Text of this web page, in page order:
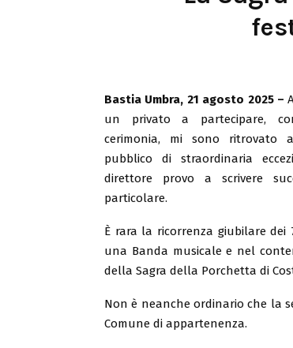
Bastia Umbra, 21 agosto 2025 –
un privato a partecipare,
cerimonia, mi sono ritrovato
pubblico di straordinaria
direttore provo a scrivere
particolare.
È rara la ricorrenza giubilare
una Banda musicale e nel
della Sagra della Porchetta di
Non è neanche ordinario che la
Comune di appartenenza.